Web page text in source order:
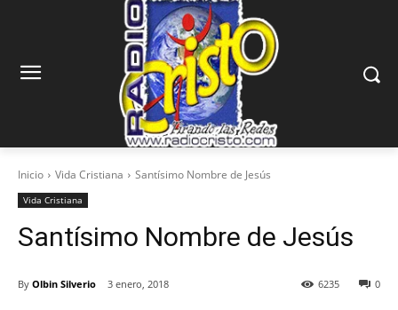
Inicio Vida Cristiana Santísimo Nombre de Jesús
Vida Cristiana
Santísimo Nombre de Jesús
By Olbin Silverio 3 enero, 2018 0
6235